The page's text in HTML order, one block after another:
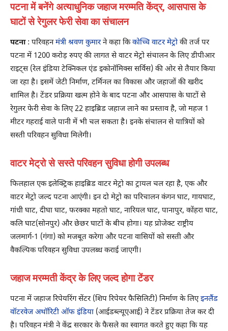
पटना में बनेंगे अत्याधुनिक जहाज मरम्मति केंद्र, आसपास के
घाटों से रेगुलर फेरी सेवा का संचालन
पटना: परिवहनमंत्री श्रवण कुमारने कहा किकोच्चि वाटर मेट्रोकी तर्ज पर
पटना में 1200 करोड़ रुपए की लागत से वाटर मेट्रो संचालन के लिए डीपीआर
राइट्स (रेल इंडिया टेक्निकल एंड इकोनॉमिक्स सर्विस) की ओर से तैयार किया
जा रहा है। इसमें जेटी निर्माण, टर्मिनल का विकास और जहाजों की खरीद
शामिल है। टेंडर प्रक्रिया खत्म होने के बाद पटना और आसपास के घाटों से
रेगुलर फेरी सेवा के लिए 22 हाइब्रिड जहाज लाने का प्रस्ताव है, जो महज 1
मीटर गहराई वाले पानी में भी चल सकता है। इनके संचालन‌ से यात्रियों को
सस्ती परिवहन सुविधा मिलेगी।
वाटर मेट्रो से सस्ते परिवहन सुविधा होगी उपलब्ध
फिलहाल एक इलेक्ट्रिक हाइब्रिड वाटर मेट्रो का ट्रायल चल रहा है, एक और
वाटर मेट्रो जल्द पटना आएंगी। इन दो मेट्रो का परिचालन कंगन घाट, गायघाट,
गांधी घाट, दीघा घाट, फरक्का महतो घाट, नारियल घाट, पानापुर, कोंहरा घाट,
कलि घाट(सोनपुर) और छेछर घाटों के बीच होगा। यह प्रोजेक्ट राष्ट्रीय
जलमार्ग-1 (गंगा) को मजबूत करेगा और पटना वासियों को सस्ती और
वैकल्पिक परिवहन सुविधा उपलब्ध कराई जाएगी।
जहाज मरम्मती केंद्र के लिए जल्द होगा टेंडर
पटना में जहाज रिपेयरिंग सेंटर (शिप रिपेयर फैसिलिटी) निर्माण के लिएइनलैंड
वॉटरवेज अथॉरिटी ऑफ इंडिया(आईडब्ल्यूएआई) ने टेंडर प्रक्रिया तेज कर दी
है। परिवहन मंत्री ने केंद्र सरकार के फैसले का स्वागत करते हुए कहा कि यह